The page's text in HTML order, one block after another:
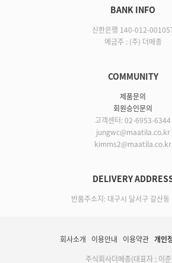
BANK INFO
신한은행 140-012-
예금주 : (주) 더메종
COMMUNITY
제품문의
회원승인문의
고객센터: 02-6953-6344
jungwc@maatila.co.kr
kimms2@maatila.co.kr
DELIVERY
반품주소지: 대구시 달서구 갈산
회사소개 이용안내 이용약관 개인
주식회사더메종(대표자 : 이